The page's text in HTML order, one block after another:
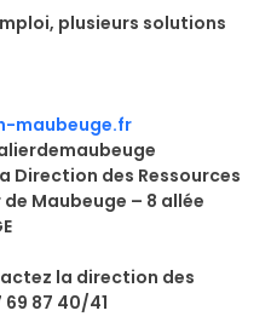
plusieurs solutions
maubeuge.fr
Direction des Ressources
Maubeuge – 8 allée
la direction des
87 40/41